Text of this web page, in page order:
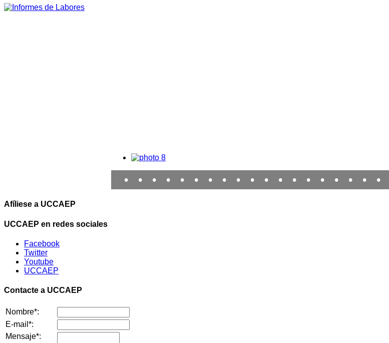
• • • • • • • • • • • • • • • • • • •
Afíliese a UCCAEP
UCCAEP en redes sociales
Facebook
Twitter
Youtube
UCCAEP
Contacte a UCCAEP
Nombre*:
E-mail*:
Mensaje*: